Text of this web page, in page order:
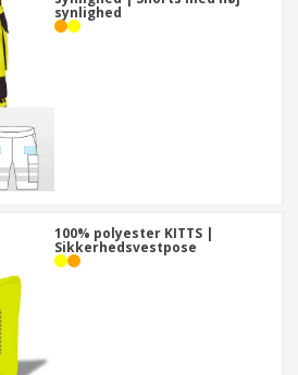
synlighed
100% polyester KITTS |
Sikkerhedsvestpose